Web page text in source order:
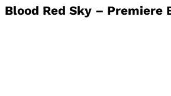
Blood Red Sky – Premiere